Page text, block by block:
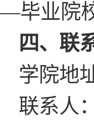
—毕业院
四、联
学院地
联系人